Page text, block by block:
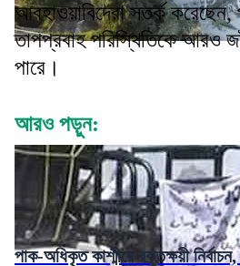
আবহাওয়াবিদেরা সতর্ক
তাপপ্রবাহ পরিস্থিতিকে
পারে।
আরও পড়ুন:
পাক-অধিকৃত কাশ্মীরে রক্তক্ষয়ী